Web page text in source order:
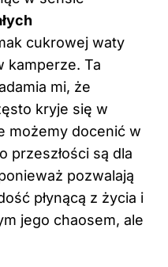
cukrowej waty
kamperze. Ta
mi, że
kryje się w
możemy docenić w
przeszłości są dla
pozwalają
płynącą z życia i
jego chaosem, ale